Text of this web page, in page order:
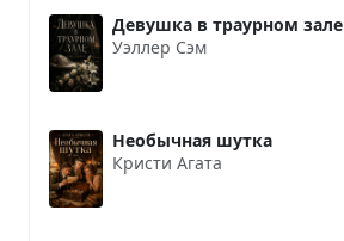
Девушка в траурном зале
Уэллер Сэм
Необычная шутка
Кристи Агата